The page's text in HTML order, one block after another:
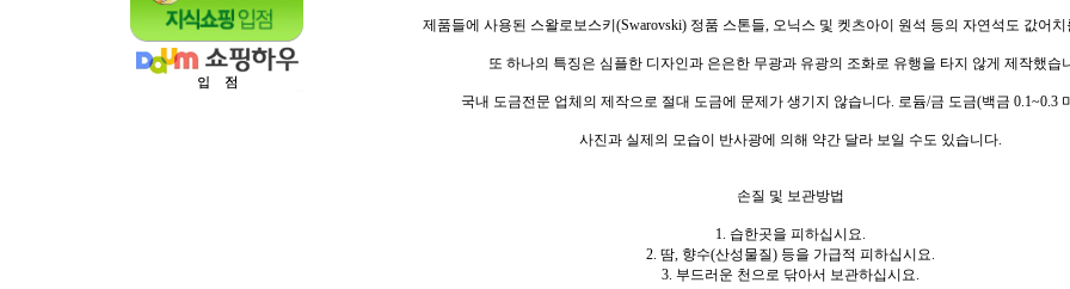
제품들에 사용된 스왈로보스키(Swarovski) 정품 스톤들, 오닉스 및 켓츠아이 원석 등의 자연석도 값어
또 하나의 특징은 심플한 디자인과 은은한 무광과 유광의 조화로 유행을 타지 않게 제작했습
국내 도금전문 업체의 제작으로 절대 도금에 문제가 생기지 않습니다. 로듐/금 도금(백금 0.1~0.3
사진과 실제의 모습이 반사광에 의해 약간 달라 보일 수도 있습니다.
손질 및 보관방법
1. 습한곳을 피하십시요.
2. 땀, 향수(산성물질) 등을 가급적 피하십시요.
3. 부드러운 천으로 닦아서 보관하십시요.